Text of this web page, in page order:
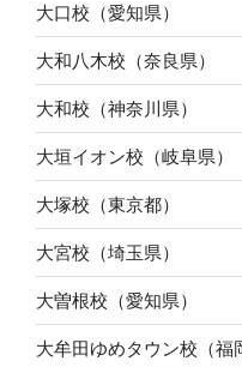
大口校（愛知県）
大和八木校（奈良県）
大和校（神奈川県）
大垣イオン校（岐阜県）
大塚校（東京都）
大宮校（埼玉県）
大曽根校（愛知県）
大牟田ゆめタウン校（福